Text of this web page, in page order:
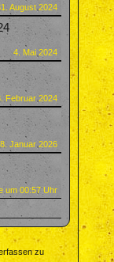
August 2024
4. Mai 2024
Februar 2024
Januar 2026
um 00:57 Uhr
zu